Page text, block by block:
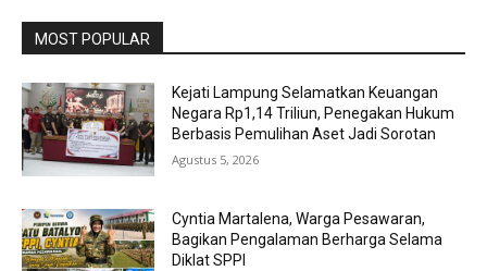
MOST POPULAR
Kejati Lampung Selamatkan Keuangan
Negara Rp1,14 Triliun, Penegakan Hukum
Berbasis Pemulihan Aset Jadi Sorotan
Agustus 5, 2026
Cyntia Martalena, Warga Pesawaran,
Bagikan Pengalaman Berharga Selama
Diklat SPPI